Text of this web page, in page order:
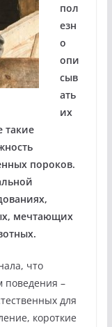
пол
езн
о
опи
сыв
ать
их
такие
пороков.
мечтающих
что
поведения –
для
короткие